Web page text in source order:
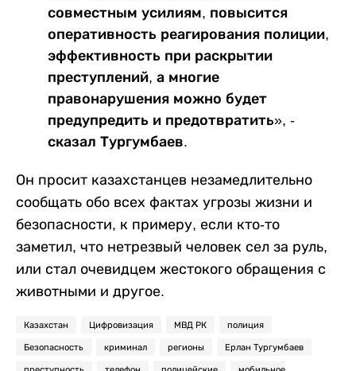
совместным усилиям, повысится
оперативность реагирования полиции,
эффективность при раскрытии
преступлений, а многие
правонарушения можно будет
предупредить и предотвратить», -
сказал Тургумбаев.
Он просит казахстанцев незамедлительно
сообщать обо всех фактах угрозы жизни и
безопасности, к примеру, если кто-то
заметил, что нетрезвый человек сел за руль,
или стал очевидцем жестокого обращения с
животными и другое.
Казахстан Цифровизация МВД РК полиция
Безопасность криминал регионы Ерлан Тургумбаев
преступность телефон полицейские мобильное